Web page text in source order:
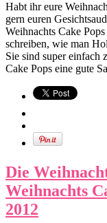
Habt ihr eure
gern euren
Weihnachts Cake
schreiben, wie man
Sie sind super einfach
Cake Pops eine gute
Die
Weihnachts
2012